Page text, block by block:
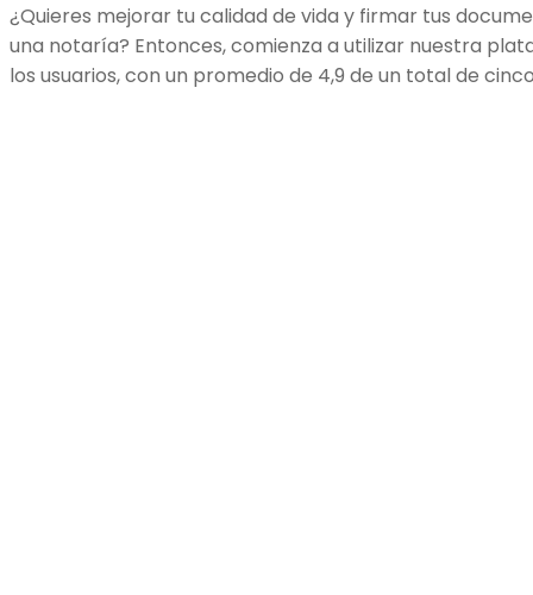
¿Quieres mejorar tu calidad de vida y firmar tus
una notaría? Entonces, comienza a utilizar nuestra
los usuarios, con un promedio de 4,9 de un total de